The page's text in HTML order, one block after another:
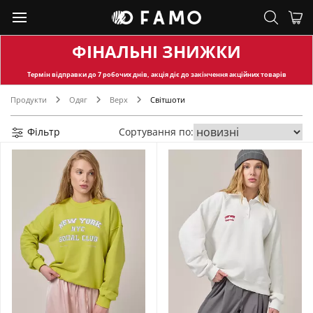
ФІНАЛЬНІ ЗНИЖКИ
Термін відправкидо 7 робочих днів, акція діє до закінчення акційних товарів
Продукти Одяг Верх Світшоти
Фільтр Сортування по: